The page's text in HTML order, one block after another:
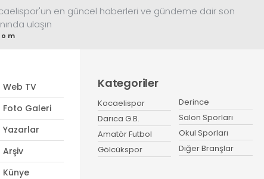
en güncel haberleri ve gündeme dair son
ulaşın
Web TV
Foto Galeri
Yazarlar
Arşiv
Künye
Kategoriler
Kocaelispor
Darıca G.B.
Amatör Futbol
Gölcükspor
Derince
Salon Sporları
Okul Sporları
Diğer Branşlar